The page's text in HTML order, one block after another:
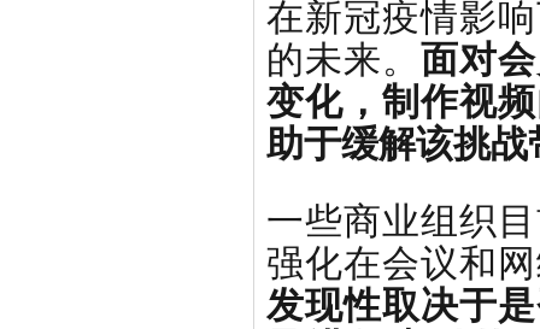
在新冠疫情影
的未来。
面对
变化，制作视
助于缓解该挑
一些商业组织
强化在会议和
发现性取决于